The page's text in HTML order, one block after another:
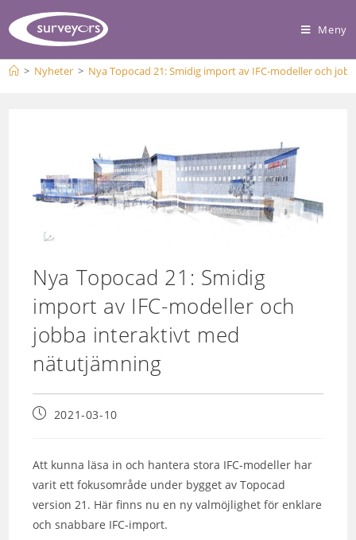
Meny
> Nyheter > Nya Topocad 21: Smidig import av IFC-modeller och
Nya Topocad 21: Smidig
import av IFC-modeller och
jobba interaktivt med
nätutjämning
2021-03-10
Att kunna läsa in och hantera stora IFC-modeller har
varit ett fokusområde under bygget av Topocad
version 21. Här finns nu en ny valmöjlighet för enklare
och snabbare IFC-import.